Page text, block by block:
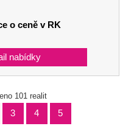
o ceně v RK
101 realit
3 4 5